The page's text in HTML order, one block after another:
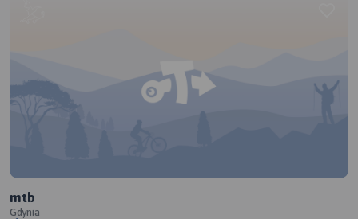
mtb
Gdynia